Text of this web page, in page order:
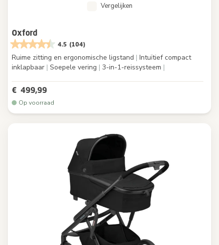
Vergelijken
Oxford
4.5 (104)
Ruime zitting en ergonomische ligstand | Intuïtief compact
inklapbaar | Soepele vering | 3-in-1-reissysteem |
€ 499,99
Op voorraad